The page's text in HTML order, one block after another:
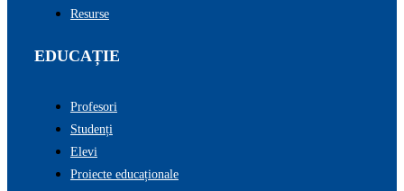
Resurse
EDUCAȚIE
Profesori
Studenți
Elevi
Proiecte educaționale